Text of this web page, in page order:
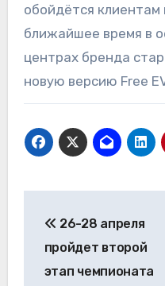
обойдётся клиентам
ближайшее время в
центрах бренда
новую версию Free
по
записям
26-28 апреля
пройдет второй
этап чемпионата